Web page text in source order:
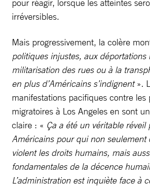
pour réagir, lorsque les atteintes
irréversibles.
Mais progressivement, la colère
politiques injustes, aux déportations
militarisation des rues ou à la
en plus d’Américains s’indignent».
manifestations pacifiques contre les
migratoires à Los Angeles en sont
claire : « Ça a été un véritable réveil
Américains pour qui non seulement
violent les droits humains, mais
fondamentales de la décence
L’administration est inquiète face à